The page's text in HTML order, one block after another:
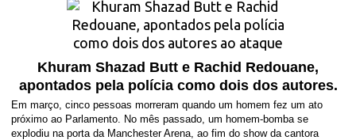
Khuram Shazad Butt e Rachid Redouane,
apontados pela polícia como dois dos autores.
Em março, cinco pessoas morreram quando um homem fez um ato
próximo ao Parlamento. No mês passado, um homem-bomba se
explodiu na porta da Manchester Arena, ao fim do show da cantora